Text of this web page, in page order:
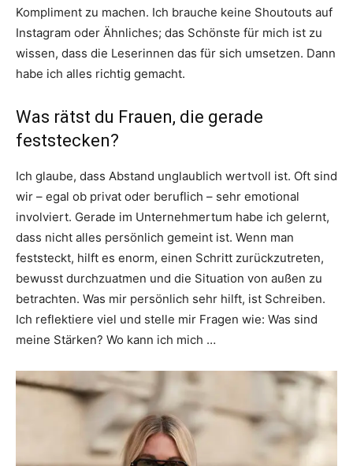
Kompliment zu machen. Ich brauche keine Shoutouts auf
Instagram oder Ähnliches; das Schönste für mich ist zu
wissen, dass die Leserinnen das für sich umsetzen. Dann
habe ich alles richtig gemacht.
Was rätst du Frauen, die gerade
feststecken?
Ich glaube, dass Abstand unglaublich wertvoll ist. Oft sind
wir – egal ob privat oder beruflich – sehr emotional
involviert. Gerade im Unternehmertum habe ich gelernt,
dass nicht alles persönlich gemeint ist. Wenn man
feststeckt, hilft es enorm, einen Schritt zurückzutreten,
bewusst durchzuatmen und die Situation von außen zu
betrachten. Was mir persönlich sehr hilft, ist Schreiben.
Ich reflektiere viel und stelle mir Fragen wie: Was sind
meine Stärken? Wo kann ich mich …